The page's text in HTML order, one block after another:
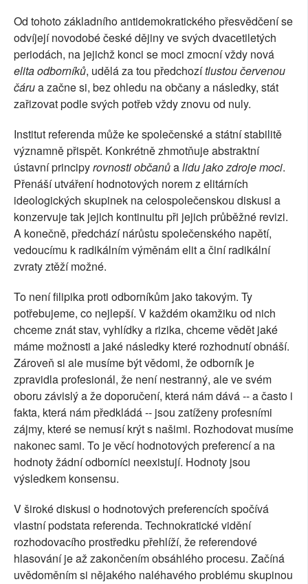
Od tohoto základního antidemokratického přesvědčení se
odvíjejí novodobé české dějiny ve svých dvacetiletých
periodách, na jejichž konci se moci zmocní vždy nová
elita odborníků, udělá za tou předchozítlustou červenou
čárua začne si, bez ohledu na občany a následky, stát
zařizovat podle svých potřeb vždy znovu od nuly.
Institut referenda může ke společenské a státní stabilitě
významně přispět. Konkrétně zhmotňuje abstraktní
ústavní principyrovnosti občanůalidu jako zdroje moci.
Přenáší utváření hodnotových norem z elitárních
ideologických skupinek na celospolečenskou diskusi a
konzervuje tak jejich kontinuitu při jejich průběžné revizi.
A konečně, předchází nárůstu společenského napětí,
vedoucímu k radikálním výměnám elit a činí radikální
zvraty ztěží možné.
To není filipika proti odborníkům jako takovým. Ty
potřebujeme, co nejlepší. V každém okamžiku od nich
chceme znát stav, vyhlídky a rizika, chceme vědět jaké
máme možnosti a jaké následky které rozhodnutí obnáší.
Zároveň si ale musíme být vědomi, že odborník je
zpravidla profesionál, že není nestranný, ale ve svém
oboru závislý a že doporučení, která nám dává -- a často i
fakta, která nám předkládá -- jsou zatíženy profesními
zájmy, které se nemusí krýt s našimi. Rozhodovat musíme
nakonec sami. To je věcí hodnotových preferencí a na
hodnoty žádní odborníci neexistují. Hodnoty jsou
výsledkem konsensu.
V široké diskusi o hodnotových preferencích spočívá
vlastní podstata referenda. Technokratické vidění
rozhodovacího prostředku přehlíží, že referendové
hlasování je až zakončením obsáhlého procesu. Začíná
uvědoměním si nějakého naléhavého problému skupinou